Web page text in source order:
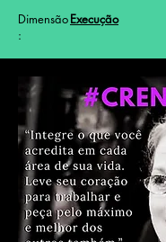
Dimensão
:
Execução